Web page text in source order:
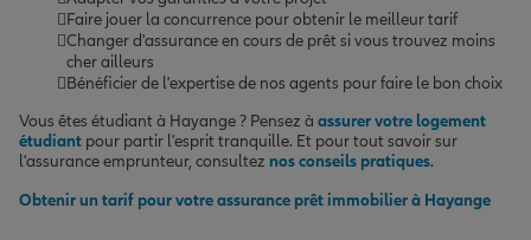
Faire jouer la concurrence pour obtenir le meilleur tarif
Changer d'assurance en cours de prêt si vous trouvez moins
cher ailleurs
Bénéficier de l'expertise de nos agents pour faire le bon choix
Vous êtes étudiant à Hayange ? Pensez à assurer votre logement
étudiant pour partir l'esprit tranquille. Et pour tout savoir sur
l'assurance emprunteur, consultez nos conseils pratiques.
Obtenir un tarif pour votre assurance prêt immobilier à Hayange